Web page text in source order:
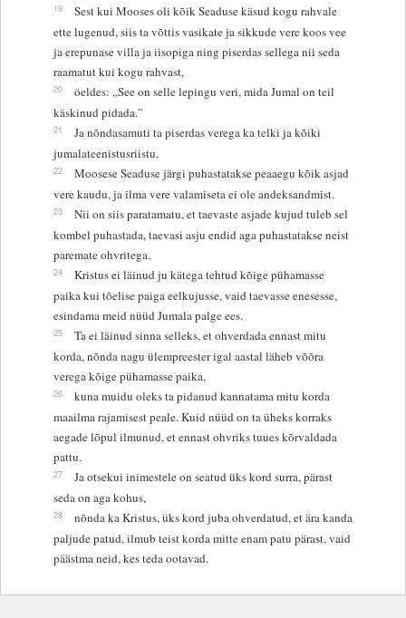
19
Sest kui Mooses oli kõik Seaduse käsud kogu rahvale
ette lugenud, siis ta võttis vasikate ja sikkude vere koos vee
ja erepunase villa ja iisopiga ning piserdas sellega nii seda
raamatut kui kogu rahvast,
20
öeldes: „See on selle lepingu veri, mida Jumal on teil
käskinud pidada.”
21
Ja nõndasamuti ta piserdas verega ka telki ja kõiki
jumalateenistusriistu.
22
Moosese Seaduse järgi puhastatakse peaaegu kõik asjad
vere kaudu, ja ilma vere valamiseta ei ole andeksandmist.
23
Nii on siis paratamatu, et taevaste asjade kujud tuleb sel
kombel puhastada, taevasi asju endid aga puhastatakse neist
paremate ohvritega.
24
Kristus ei läinud ju kätega tehtud kõige pühamasse
paika kui tõelise paiga eelkujusse, vaid taevasse enesesse,
esindama meid nüüd Jumala palge ees.
25
Ta ei läinud sinna selleks, et ohverdada ennast mitu
korda, nõnda nagu ülempreester igal aastal läheb võõra
verega kõige pühamasse paika,
26
kuna muidu oleks ta pidanud kannatama mitu korda
maailma rajamisest peale. Kuid nüüd on ta üheks korraks
aegade lõpul ilmunud, et ennast ohvriks tuues kõrvaldada
pattu.
27
Ja otsekui inimestele on seatud üks kord surra, pärast
seda on aga kohus,
28
nõnda ka Kristus, üks kord juba ohverdatud, et ära kanda
paljude patud, ilmub teist korda mitte enam patu pärast, vaid
päästma neid, kes teda ootavad.